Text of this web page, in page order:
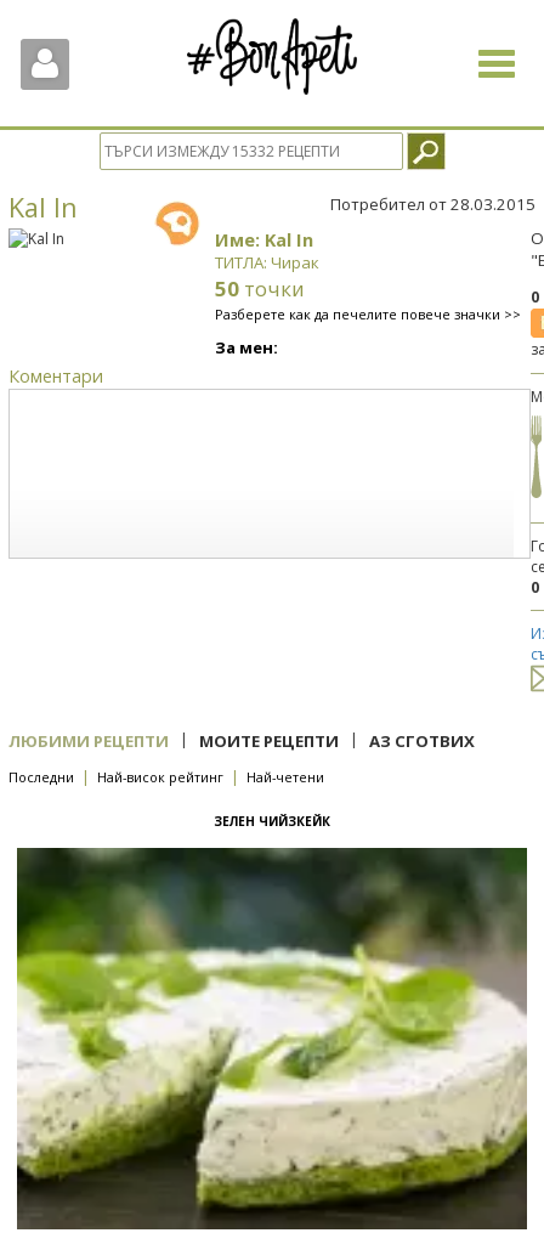
Toggle
Kal In Потребител от 28.03.2015
Име: Kal In
ТИТЛА: Чирак
50 точки
Разберете как да печелите повече значки >>
За мен:
Коментари
0
ЛЮБИМИ РЕЦЕПТИ | МОИТЕ РЕЦЕПТИ | АЗ СГОТВИХ
Последни | Най-висок рейтинг | Най-четени
ЗЕЛЕН ЧИЙЗКЕЙК